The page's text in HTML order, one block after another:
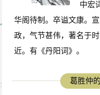
中宏
华阁待制。卒谥文康。
政，气节甚伟，著名于
近。有《丹阳词》。
葛胜仲